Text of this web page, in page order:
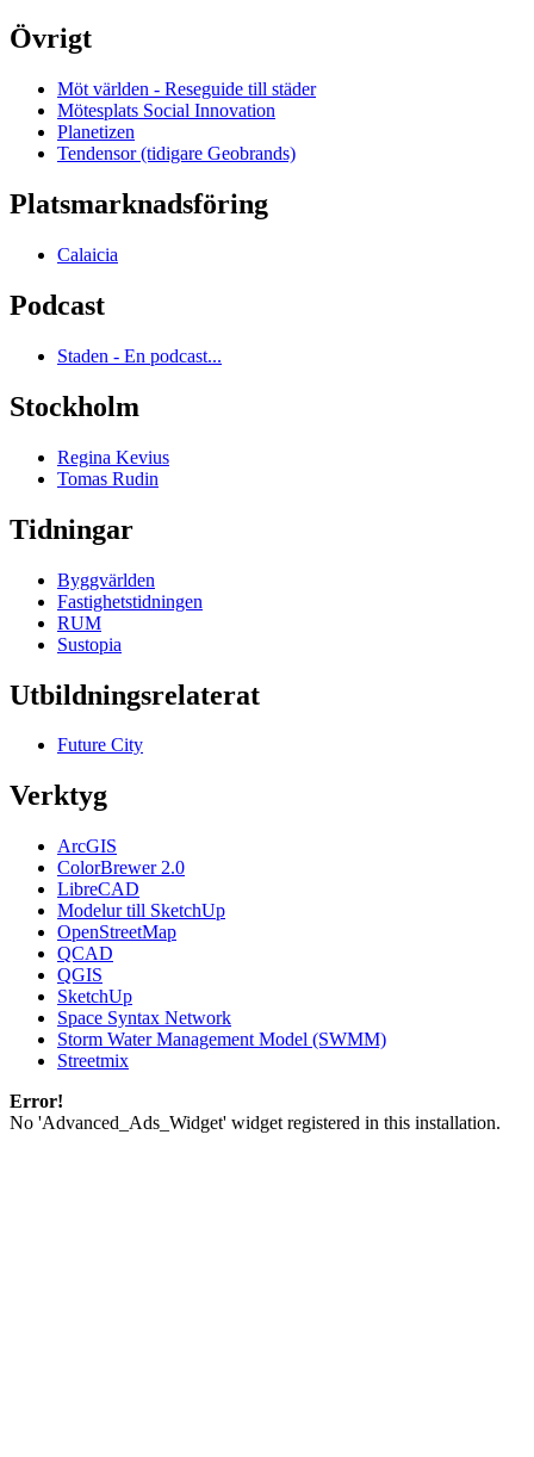
Övrigt
Möt världen - Reseguide till städer
Mötesplats Social Innovation
Planetizen
Tendensor (tidigare Geobrands)
Platsmarknadsföring
Calaicia
Podcast
Staden - En podcast...
Stockholm
Regina Kevius
Tomas Rudin
Tidningar
Byggvärlden
Fastighetstidningen
RUM
Sustopia
Utbildningsrelaterat
Future City
Verktyg
ArcGIS
ColorBrewer 2.0
LibreCAD
Modelur till SketchUp
OpenStreetMap
QCAD
QGIS
SketchUp
Space Syntax Network
Storm Water Management Model (SWMM)
Streetmix
Error!
No 'Advanced_Ads_Widget' widget registered in this installation.